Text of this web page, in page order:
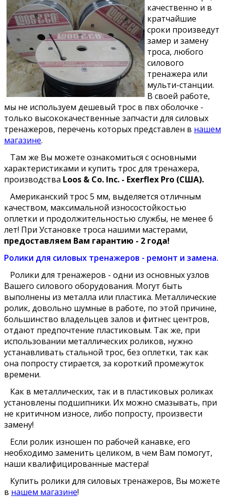
качественно и в
кратчайшие
сроки произведут
замер и замену
троса, любого
силового
тренажера или
мульти-станции.
В своей работе,
мы не используем дешевый трос в пвх оболочке -
только высококачественные запчасти для силовых
тренажеров, перечень которых представлен в нашем
магазине.
Там же Вы можете ознакомиться с основными
характеристиками и купить трос для тренажера,
производства Loos & Co. Inc. - Exerflex Pro (США).
Американский трос 5 мм, выделяется отличным
качеством, максимальной износостойкостью
оплетки и продолжительностью службы, не менее 6
лет! При Установке троса нашими мастерами,
предоставляем Вам гарантию - 2 года!
Ролики для силовых тренажеров - ремонт и замена.
Ролики для тренажеров - одни из основных узлов
Вашего силового оборудования. Могут быть
выполнены из металла или пластика. Металлические
ролик, довольно шумные в работе, по этой причине,
большинство владельцев залов и фитнес центров,
отдают предпочтение пластиковым. Так же, при
использовании металлических роликов, нужно
устанавливать стальной трос, без оплетки, так как
она попросту стирается, за короткий промежуток
времени.
Как в металлических, так и в пластиковых роликах
установлены подшипники. Их можно смазывать, при
не критичном износе, либо попросту, произвести
замену!
Если ролик изношен по рабочей канавке, его
необходимо заменить целиком, в чем Вам помогут,
наши квалифицированные мастера!
Купить ролики для силовых тренажеров, Вы можете
в нашем магазине!